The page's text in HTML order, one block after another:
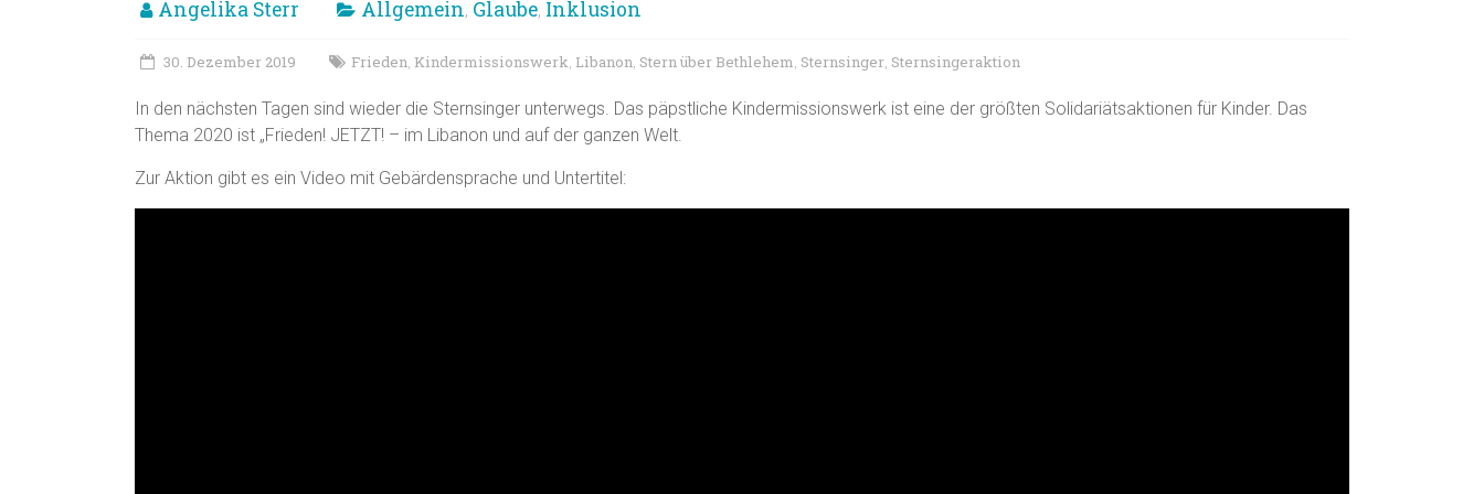
Angelika Sterr Allgemein, Glaube, Inklusion
30. Dezember 2019 Frieden, Kindermissionswerk, Libanon, Stern über Bethlehem, Sternsinger, Sternsingeraktion
In den nächsten Tagen sind wieder die Sternsinger unterwegs. Das päpstliche Kindermissionswerk ist eine der größten Solidariätsaktionen für Kinder. Das
Thema 2020 ist „Frieden! JETZT! – im Libanon und auf der ganzen Welt.
Zur Aktion gibt es ein Video mit Gebärdensprache und Untertitel: